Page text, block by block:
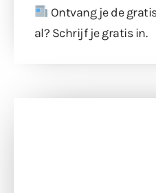
Ontvang je de
al? Schrijf je gratis in.